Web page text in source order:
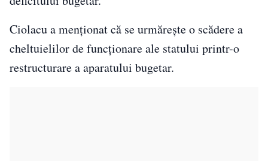
Ciolacu a menționat că se urmărește o scădere a
cheltuielilor de funcționare ale statului printr-o
restructurare a aparatului bugetar.